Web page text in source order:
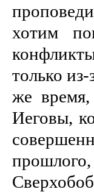
хотим
только
же время,
Иеговы,